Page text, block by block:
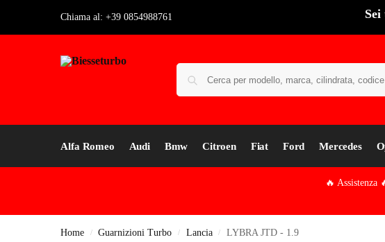
Chiama al: +39 0854988761
Alfa Romeo Audi Bmw Citroen Fiat Ford Mercedes
🔥 Assistenza
Home / Guarnizioni Turbo / Lancia / LYBRA JTD - 1.9